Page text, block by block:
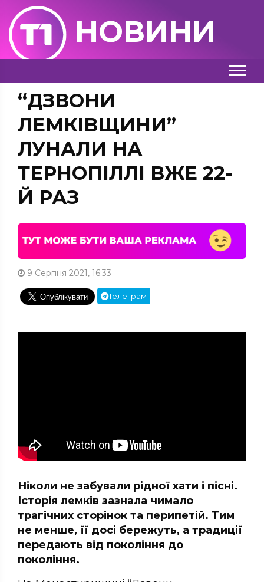
НОВИНИ
“ДЗВОНИ
ЛЕМКІВЩИНИ”
ЛУНАЛИ НА
ТЕРНОПІЛЛІ ВЖЕ 22-
Й РАЗ
9 Серпня 2021, 16:33
Телеграм
Ніколи не забували рідної хати і пісні.
Історія лемків зазнала чимало
трагічних сторінок та перипетій. Тим
не менше, її досі бережуть, а традиції
передають від покоління до
покоління.